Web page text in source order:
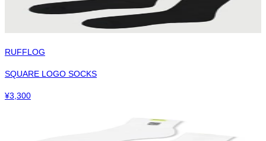
RUFFLOG
SQUARE LOGO SOCKS
¥3,300